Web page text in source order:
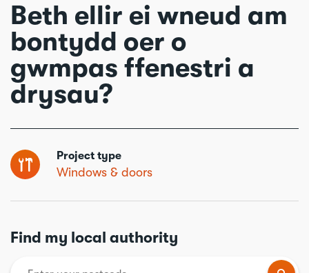
Beth ellir ei wneud am
bontydd oer o
gwmpas ffenestri a
drysau?
Project type
Windows & doors
Find my local authority